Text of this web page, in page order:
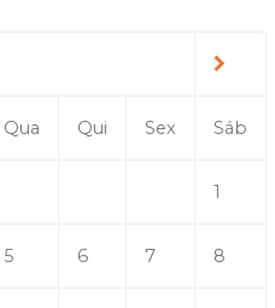
Qua Qui Sex Sáb
1
5 6 7 8